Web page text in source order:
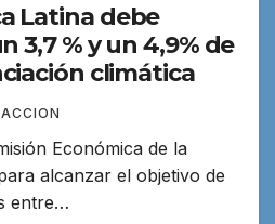
Latina debe
3,7 % y un 4,9% de
climática
Económica de la
alcanzar el objetivo de
entre…